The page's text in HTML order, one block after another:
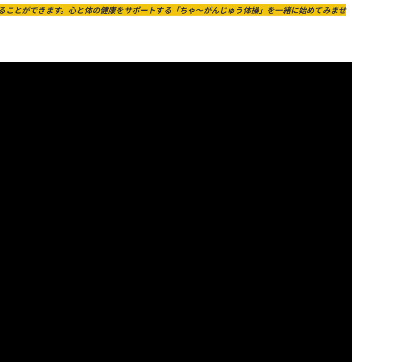
とができます。心と体の健康をサポートする「ちゃ～がんじゅう体操」を一緒に始めてみませ